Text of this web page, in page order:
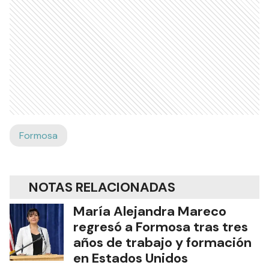
Formosa
NOTAS RELACIONADAS
María Alejandra Mareco
regresó a Formosa tras tres
años de trabajo y formación
en Estados Unidos